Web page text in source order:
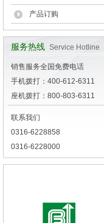
产品订购
服务热线 Service Hotline
销售服务全国免费电话
手机拨打：400-612-6311
座机拨打：800-803-6311
联系我们
0316-6228858
0316-6228000